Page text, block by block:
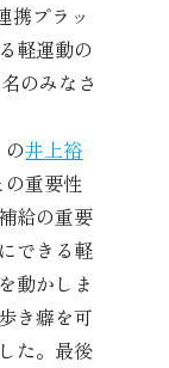
携プラッ
軽運動の
のみなさ
の井上裕
重要性
給の重要
できる軽
動かしま
き癖を可
た。最後